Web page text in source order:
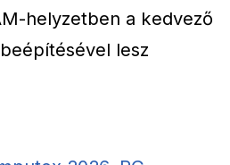
helyzetben a kedvező
lesz